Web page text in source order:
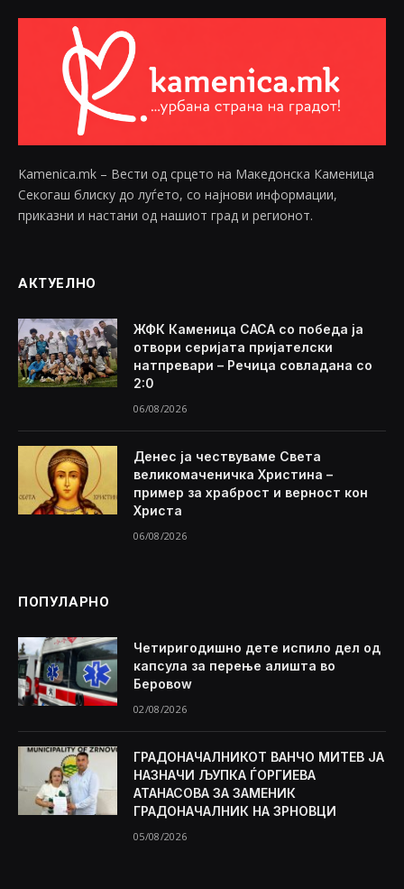
Kamenica.mk – Вести од срцето на Македонска Каменица
Секогаш блиску до луѓето, со најнови информации,
приказни и настани од нашиот град и регионот.
АКТУЕЛНО
ЖФК Каменица САСА со победа ја
отвори серијата пријателски
натпревари – Речица совладана со
2:0
06/08/2026
Денес ја чествуваме Света
великомаченичка Христина –
пример за храброст и верност кон
Христа
06/08/2026
ПОПУЛАРНО
Четиригодишно дете испило дел од
капсула за перење алишта во
Беровоw
02/08/2026
ГРАДОНАЧАЛНИКОТ ВАНЧО МИТЕВ ЈА
НАЗНАЧИ ЉУПКА ЃОРГИЕВА
АТАНАСОВА ЗА ЗАМЕНИК
ГРАДОНАЧАЛНИК НА ЗРНОВЦИ
05/08/2026